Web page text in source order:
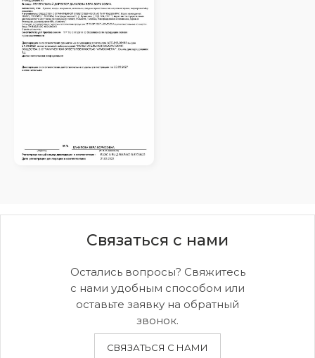
Связаться с нами
Остались вопросы? Свяжитесь
с нами удобным способом или
оставьте заявку на обратный
звонок.
СВЯЗАТЬСЯ С НАМИ
Скидка 10% за подписку
на Телеграм канал
Подписаться